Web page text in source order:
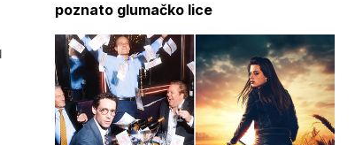
poznato glumačko lice